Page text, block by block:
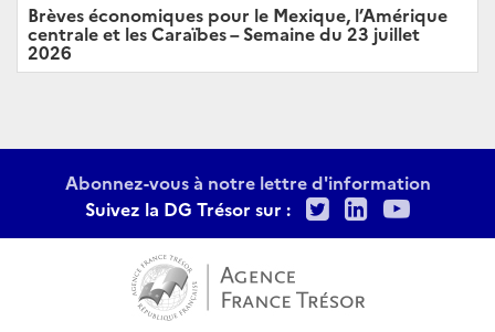
Brèves économiques pour le Mexique, l’Amérique
centrale et les Caraïbes – Semaine du 23 juillet
2026
Abonnez-vous à notre lettre d'information
Suivez la DG Trésor sur :
TwitterLinkedIn